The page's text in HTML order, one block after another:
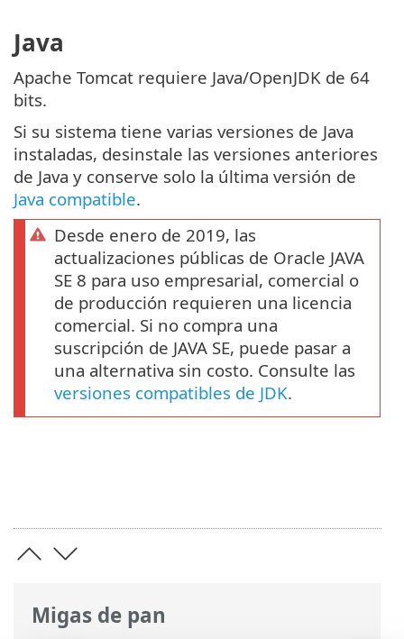
Migas de pan
Java
Apache Tomcat requiere Java/OpenJDK de 64
bits.
Si su sistema tiene varias versiones de Java
instaladas, desinstale las versiones anteriores
de Java y conserve solo la última versión de
Java compatible.
Desde enero de 2019, las
actualizaciones públicas de Oracle JAVA
SE 8 para uso empresarial, comercial o
de producción requieren una licencia
comercial. Si no compra una
suscripción de JAVA SE, puede pasar a
una alternativa sin costo. Consulte las
versiones compatibles de JDK.